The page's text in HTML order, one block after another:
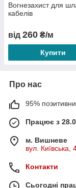
Вогнезахист для
кабелів
від 260 ₴/м
Купити
Про нас
95%
Працює з
м. Вишневе
вул.
Контакти
Сьогодні